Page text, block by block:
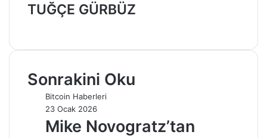
TUĞÇE GÜRBÜZ
Sonrakini Oku
Bitcoin Haberleri
23 Ocak 2026
Mike Novogratz’tan